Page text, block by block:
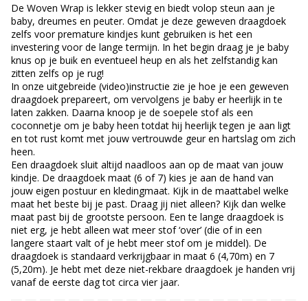
De Woven Wrap is lekker stevig en biedt volop steun aan je
baby, dreumes en peuter. Omdat je deze geweven draagdoek
zelfs voor premature kindjes kunt gebruiken is het een
investering voor de lange termijn. In het begin draag je je baby
knus op je buik en eventueel heup en als het zelfstandig kan
zitten zelfs op je rug!
In onze uitgebreide (video)instructie zie je hoe je een geweven
draagdoek prepareert, om vervolgens je baby er heerlijk in te
laten zakken. Daarna knoop je de soepele stof als een
coconnetje om je baby heen totdat hij heerlijk tegen je aan ligt
en tot rust komt met jouw vertrouwde geur en hartslag om zich
heen.
Een draagdoek sluit altijd naadloos aan op de maat van jouw
kindje. De draagdoek maat (6 of 7) kies je aan de hand van
jouw eigen postuur en kledingmaat. Kijk in de maattabel welke
maat het beste bij je past. Draag jij niet alleen? Kijk dan welke
maat past bij de grootste persoon. Een te lange draagdoek is
niet erg, je hebt alleen wat meer stof ‘over’ (die of in een
langere staart valt of je hebt meer stof om je middel). De
draagdoek is standaard verkrijgbaar in maat 6 (4,70m) en 7
(5,20m). Je hebt met deze niet-rekbare draagdoek je handen vrij
vanaf de eerste dag tot circa vier jaar.